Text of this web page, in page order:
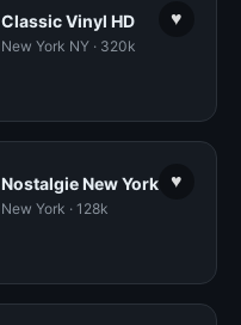
♥
Classic Vinyl HD
New York NY · 320k
♥
Nostalgie New York
New York · 128k